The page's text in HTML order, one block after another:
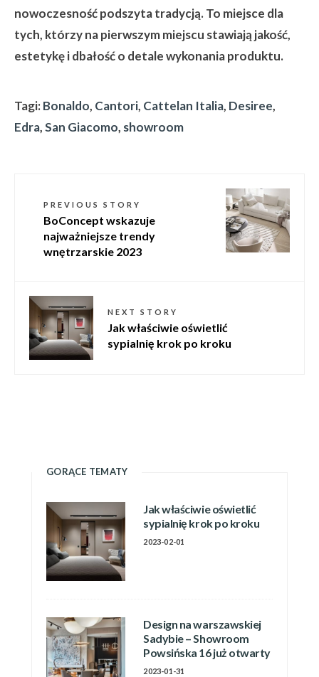
nowoczesność podszyta tradycją. To miejsce dla
tych, którzy na pierwszym miejscu stawiają jakość,
estetykę i dbałość o detale wykonania produktu.
Tagi:Bonaldo, Cantori, Cattelan Italia, Desiree,
Edra,San Giacomo, showroom
PREVIOUS STORY
BoConcept wskazuje
najważniejsze trendy
wnętrzarskie 2023
NEXT STORY
Jak właściwie oświetlić
sypialnię krok po kroku
GORĄCE TEMATY
Jak właściwie oświetlić
sypialnię krok po kroku
2023-02-01
Design na warszawskiej
Sadybie – Showroom
Powsińska 16 już otwarty
2023-01-31